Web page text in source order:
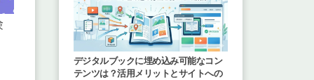
デジタルブックに埋め込み可能なコン
テンツは？活用メリットとサイトへの